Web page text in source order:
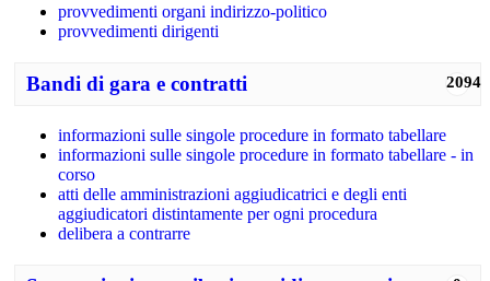
provvedimenti organi indirizzo-politico
provvedimenti dirigenti
2094
Bandi di gara e contratti
informazioni sulle singole procedure in formato tabellare
informazioni sulle singole procedure in formato tabellare - in
corso
atti delle amministrazioni aggiudicatrici e degli enti
aggiudicatori distintamente per ogni procedura
delibera a contrarre